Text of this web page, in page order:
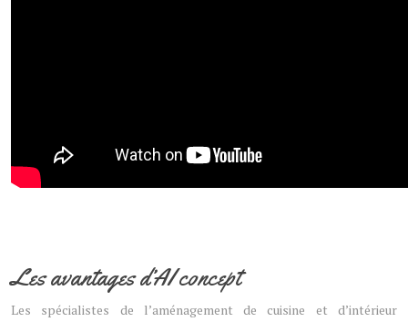
Les avantages d’AI concept
Les spécialistes de l’aménagement de cuisine et d’intérieur